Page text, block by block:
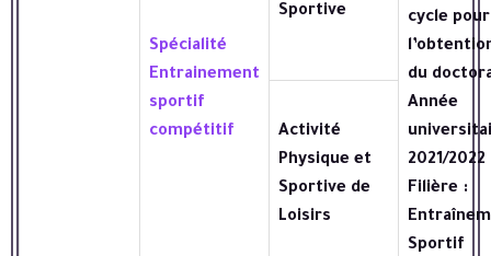
Spécialité
Entrainement
sportif
compétitif
Sportive
cycle pour
du
Année
2021/2022
Filière :
Sportif
Activité
Physique et
Sportive de
Loisirs